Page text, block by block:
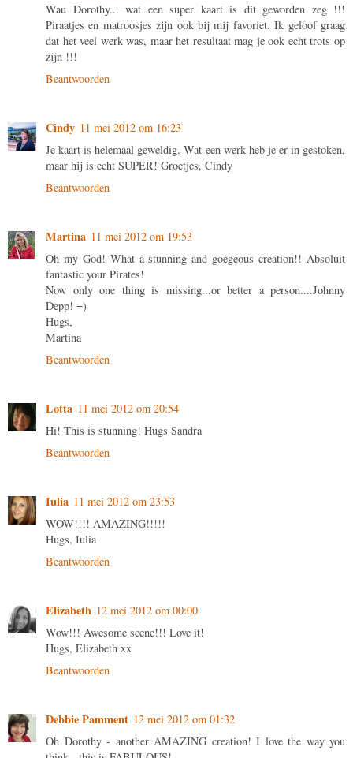
Wau Dorothy... wat een super kaart is dit geworden zeg !!!
Piraatjes en matroosjes zijn ook bij mij favoriet. Ik geloof graag
dat het veel werk was, maar het resultaat mag je ook echt trots op
zijn !!!
Beantwoorden
Cindy 11 mei 2012 om 16:23
Je kaart is helemaal geweldig. Wat een werk heb je er in gestoken,
maar hij is echt SUPER! Groetjes, Cindy
Beantwoorden
Martina 11 mei 2012 om 19:53
Oh my God! What a stunning and goegeous creation!! Absoluit
fantastic your Pirates!
Now only one thing is missing...or better a person....Johnny
Depp! =)
Hugs,
Martina
Beantwoorden
Lotta 11 mei 2012 om 20:54
Hi! This is stunning! Hugs Sandra
Beantwoorden
Iulia 11 mei 2012 om 23:53
WOW!!!! AMAZING!!!!!
Hugs, Iulia
Beantwoorden
Elizabeth 12 mei 2012 om 00:00
Wow!!! Awesome scene!!! Love it!
Hugs, Elizabeth xx
Beantwoorden
Debbie Pamment 12 mei 2012 om 01:32
Oh Dorothy - another AMAZING creation! I love the way you